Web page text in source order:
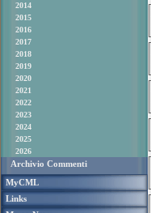
2014
2015
2016
2017
2018
2019
2020
2021
2022
2023
2024
2025
2026
Archivio Commenti
MyCML
Links